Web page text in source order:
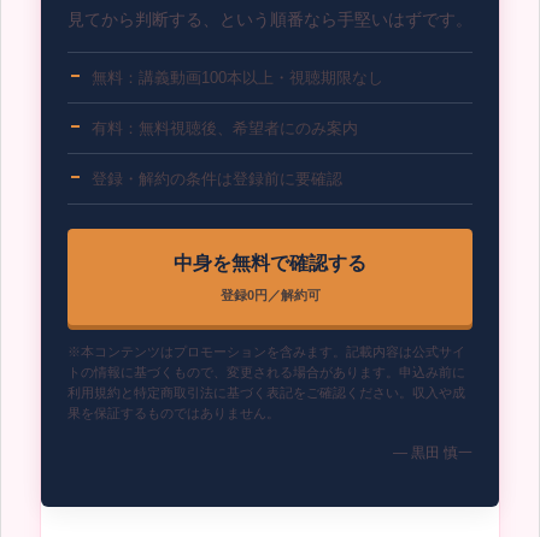
見てから判断する、という順番なら手堅いはずです。
無料：講義動画100本以上・視聴期限なし
有料：無料視聴後、希望者にのみ案内
登録・解約の条件は登録前に要確認
中身を無料で確認する
登録0円／解約可
※本コンテンツはプロモーションを含みます。記載内容は公式サイ
トの情報に基づくもので、変更される場合があります。申込み前に
利用規約と特定商取引法に基づく表記をご確認ください。収入や成
果を保証するものではありません。
— 黒田 慎一